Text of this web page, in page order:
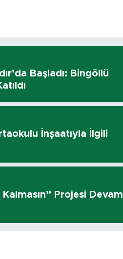
Başladı: Bingöllü
İnşaatıyla İlgili
Projesi Devam